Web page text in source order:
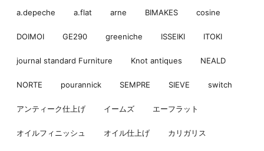
a.depeche a.flat arne BIMAKES cosine
DOIMOI GE290 greeniche ISSEIKI ITOKI
journal standard Furniture Knot antiques NEALD
NORTE pourannick SEMPRE SIEVE switch
アンティーク仕上げ イームズ エーフラット
オイルフィニッシュ オイル仕上げ カリガリス